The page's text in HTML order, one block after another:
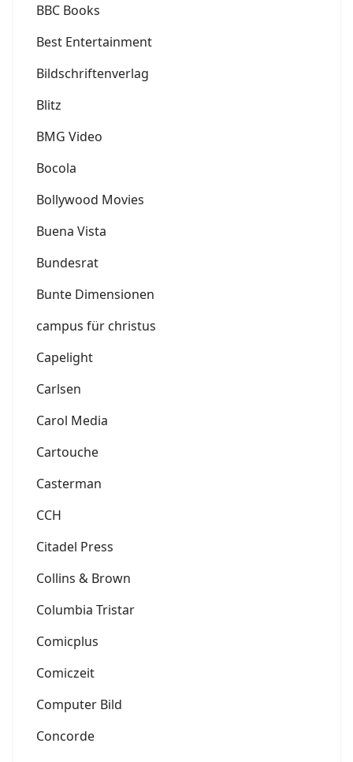
BBC Books
Best Entertainment
Bildschriftenverlag
Blitz
BMG Video
Bocola
Bollywood Movies
Buena Vista
Bundesrat
Bunte Dimensionen
campus für christus
Capelight
Carlsen
Carol Media
Cartouche
Casterman
CCH
Citadel Press
Collins & Brown
Columbia Tristar
Comicplus
Comiczeit
Computer Bild
Concorde